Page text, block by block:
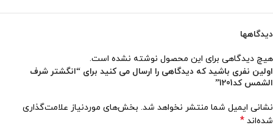
دیدگاهها
هیچ دیدگاهی برای این محصول نوشته نشده است.
اولین نفری باشید که دیدگاهی را ارسال می کنید برای “انگشتر شرف
الشمس کد1201”
نشانی ایمیل شما منتشر نخواهد شد. بخش‌های موردنیاز علامت‌گذاری
شده‌اند *